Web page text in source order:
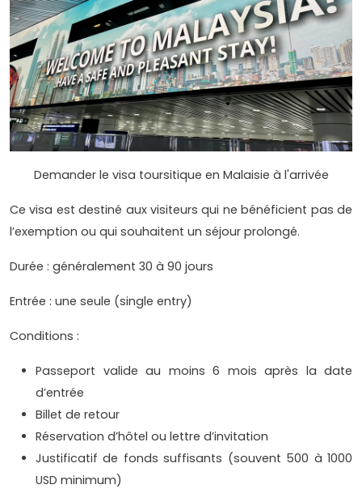
Demander le visa toursitique en Malaisie à l'arrivée
Ce visa est destiné aux visiteurs qui ne bénéficient pas de
l’exemption ou qui souhaitent un séjour prolongé.
Durée : généralement 30 à 90 jours
Entrée : une seule (single entry)
Conditions :
Passeport valide au moins 6 mois après la date
d’entrée
Billet de retour
Réservation d’hôtel ou lettre d’invitation
Justificatif de fonds suffisants (souvent 500 à 1000
USD minimum)